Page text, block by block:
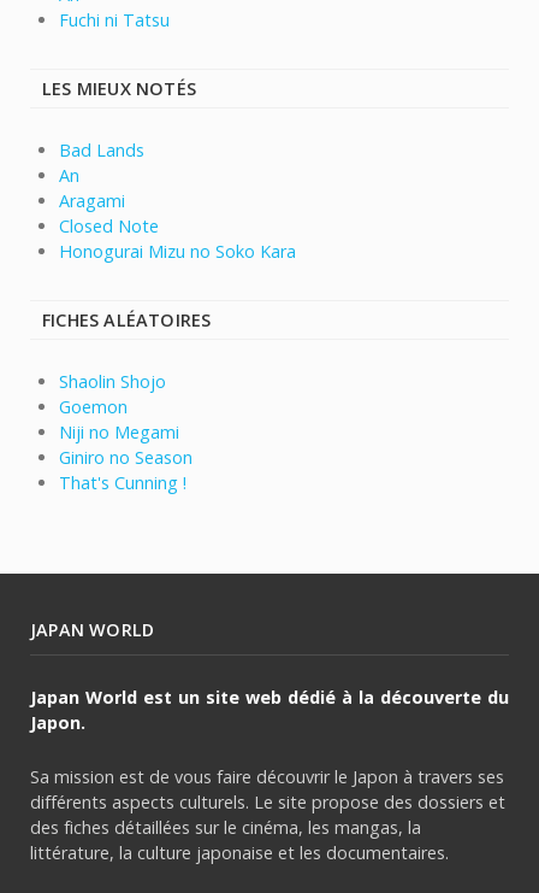
Fuchi ni Tatsu
LES MIEUX NOTÉS
Bad Lands
An
Aragami
Closed Note
Honogurai Mizu no Soko Kara
FICHES ALÉATOIRES
Shaolin Shojo
Goemon
Niji no Megami
Giniro no Season
That's Cunning !
JAPAN WORLD
Japan World est un site web dédié à la découverte du
Japon.
Sa mission est de vous faire découvrir le Japon à travers ses
différents aspects culturels. Le site propose des dossiers et
des fiches détaillées sur le cinéma, les mangas, la
littérature, la culture japonaise et les documentaires.